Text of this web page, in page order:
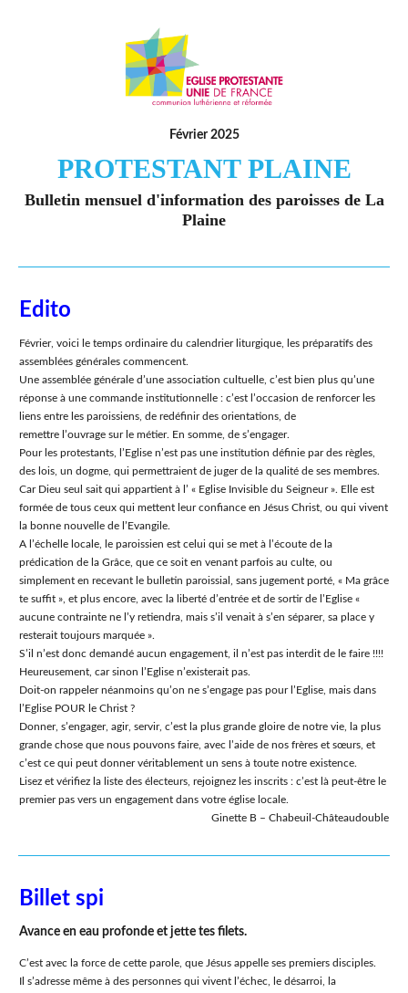
Février 2025
PROTESTANT PLAINE
Bulletin mensuel d'information des paroisses de La
Plaine
Edito
Février, voici le temps ordinaire du calendrier liturgique, les préparatifs des
assemblées générales commencent.
Une assemblée générale d’une association cultuelle, c’est bien plus qu’une
réponse à une commande institutionnelle : c’est l’occasion de renforcer les
liens entre les paroissiens, de redéfinir des orientations, de
remettre l’ouvrage sur le métier. En somme, de s’engager.
Pour les protestants, l’Eglise n’est pas une institution définie par des règles,
des lois, un dogme, qui permettraient de juger de la qualité de ses membres.
Car Dieu seul sait qui appartient à l’ « Eglise Invisible du Seigneur ». Elle est
formée de tous ceux qui mettent leur confiance en Jésus Christ, ou qui vivent
la bonne nouvelle de l’Evangile.
A l’échelle locale, le paroissien est celui qui se met à l’écoute de la
prédication de la Grâce, que ce soit en venant parfois au culte, ou
simplement en recevant le bulletin paroissial, sans jugement porté, « Ma grâce
te suffit », et plus encore, avec la liberté d’entrée et de sortir de l’Eglise «
aucune contrainte ne l’y retiendra, mais s’il venait à s’en séparer, sa place y
resterait toujours marquée ».
S’il n’est donc demandé aucun engagement, il n’est pas interdit de le faire !!!!
Heureusement, car sinon l’Eglise n’existerait pas.
Doit-on rappeler néanmoins qu’on ne s’engage pas pour l’Eglise, mais dans
l’Eglise POUR le Christ ?
Donner, s’engager, agir, servir, c’est la plus grande gloire de notre vie, la plus
grande chose que nous pouvons faire, avec l’aide de nos frères et sœurs, et
c’est ce qui peut donner véritablement un sens à toute notre existence.
Lisez et vérifiez la liste des électeurs, rejoignez les inscrits : c’est là peut-être le
premier pas vers un engagement dans votre église locale.
Ginette B – Chabeuil-Châteaudouble
Billet spi
Avance en eau profonde et jette tes filets.
C’est avec la force de cette parole, que Jésus appelle ses premiers disciples.
Il s’adresse même à des personnes qui vivent l’échec, le désarroi, la